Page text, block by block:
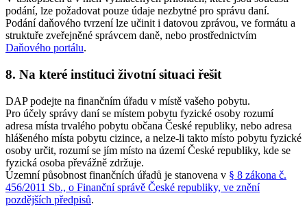
podání, lze požadovat pouze údaje nezbytné pro správu daní.
Podání daňového tvrzení lze učinit i datovou zprávou, ve formátu a
struktuře zveřejněné správcem daně, nebo prostřednictvím
Daňového portálu.
8. Na které instituci životní situaci řešit
DAP podejte na finančním úřadu v místě vašeho pobytu.
Pro účely správy daní se místem pobytu fyzické osoby rozumí
adresa místa trvalého pobytu občana České republiky, nebo adresa
hlášeného místa pobytu cizince, a nelze-li takto místo pobytu fyzické
osoby určit, rozumí se jím místo na území České republiky, kde se
fyzická osoba převážně zdržuje.
Územní působnost finančních úřadů je stanovena v § 8 zákona č.
456/2011 Sb., o Finanční správě České republiky, ve znění
pozdějších předpisů.